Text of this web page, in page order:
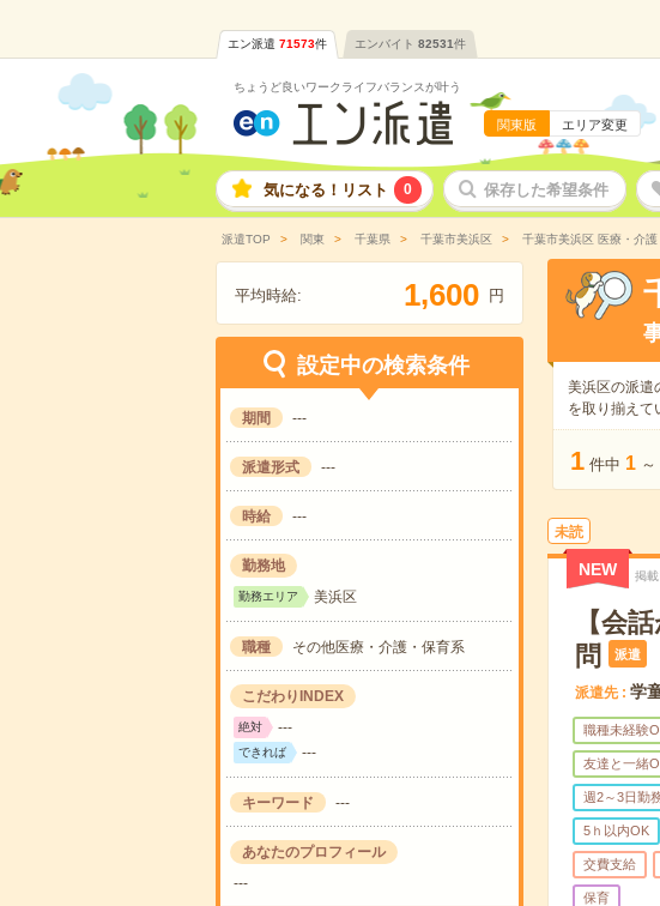
エン派遣 71573件 エンバイト 82531件
ちょうど良いワークライフバランスが叶う
関東版 エリア変更
気になる！リスト 0 保存した希望条件
派遣TOP 関東 千葉県 千葉市美浜区 千葉市美浜区 医療・介
平均時給: 1,600 円
設定中の検索条件
期間 ---
派遣形式 ---
時給 ---
勤務地
勤務エリア 美浜区
職種 その他医療・介護・保育系
こだわりINDEX
絶対 ---
できれば ---
キーワード ---
あなたのプロフィール
---
美浜区の派遣
を取り揃えて
1 件中 1 ～
未読
NEW 掲載
【会
問
派遣
派遣先 学
職種未経験
友達と一緒
週2～3日勤
5ｈ以内OK
交費支給
保育